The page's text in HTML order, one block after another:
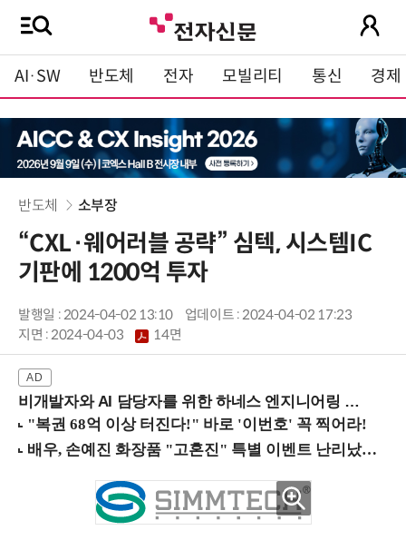
AI·SW 반도체 전자 모빌리티 통신 경제
반도체 소부장
“CXL·웨어러블 공략” 심텍, 시스템IC
기판에 1200억 투자
발행일 : 2024-04-02 13:10
업데이트 : 2024-04-02 17:23
지면 :2024-04-03 14면
비개발자와 AI 담당자를 위한 하네스 엔지니어링 입문과정 (8/20 신논현역)